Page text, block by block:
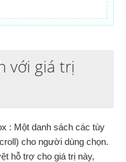
với giá trị
: Một danh sách các tùy
cho người dùng chọn.
hỗ trợ cho giá trị này,